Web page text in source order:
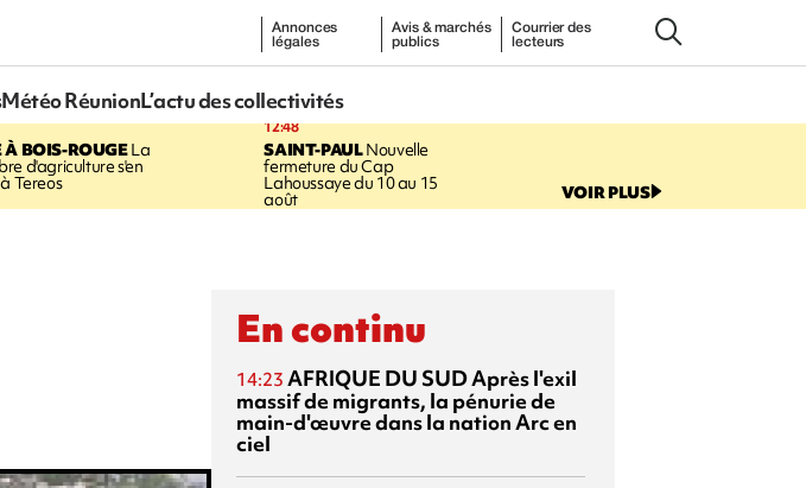
Annonces
légales
Avis & marchés
publics
Courrier des
lecteurs
Météo RéunionL’actu des collectivités
À BOIS-ROUGELa
d'agriculture s'en
Tereos
12:48
SAINT-PAULNouvelle
fermeture du Cap
Lahoussaye du 10 au 15
août VOIR PLUS
En continu
14:23 AFRIQUE DU SUDAprès l'exil
massif de migrants, la pénurie de
main-d'œuvre dans la nation Arc en
ciel